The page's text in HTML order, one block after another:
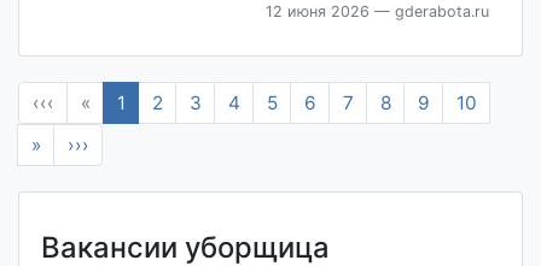
12 июня 2026 — gderabota.ru
‹‹‹ « 1 2 3 4 5 6 7 8 9
10
»
›››
Вакансии уборщица